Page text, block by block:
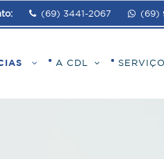
(69) 3441-2067 (69)
A CDL